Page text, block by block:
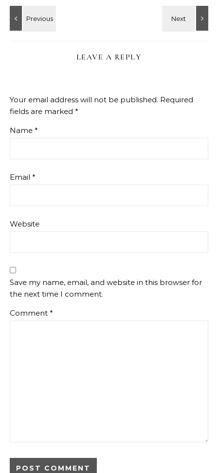
LEAVE A REPLY
Your email address will not be published. Required
fields are marked *
Name *
Email *
Website
Save my name, email, and website in this browser for
the next time I comment.
Comment *